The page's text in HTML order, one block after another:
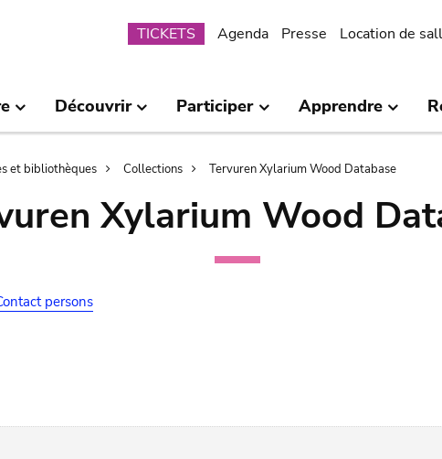
Submenu
TICKETS Agenda Presse Location de
Découvrir Participer Apprendre
et bibliothèques Collections Tervuren Xylarium Wood Database
Xylarium Wood
persons